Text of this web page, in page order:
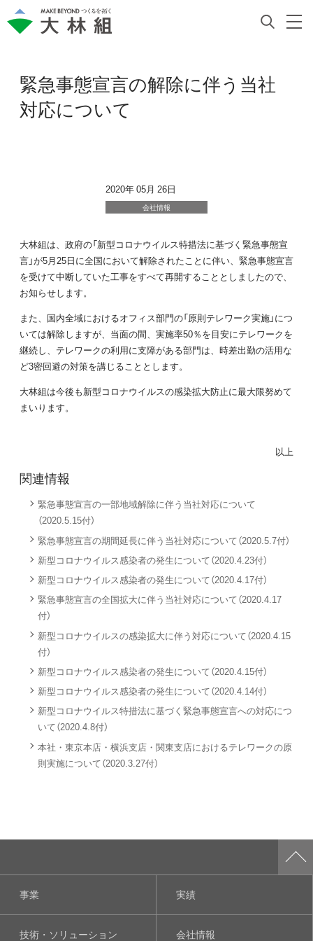
緊急事態宣言の解除に伴う当社
対応について
2020年 05月 26日
会社情報
大林組は、政府の「新型コロナウイルス特措法に基づく緊急事態宣
言」が5月25日に全国において解除されたことに伴い、緊急事態宣言
を受けて中断していた工事をすべて再開することとしましたので、
お知らせします。
また、国内全域におけるオフィス部門の「原則テレワーク実施」につ
いては解除しますが、当面の間、実施率50％を目安にテレワークを
継続し、テレワークの利用に支障がある部門は、時差出勤の活用な
ど3密回避の対策を講じることとします。
大林組は今後も新型コロナウイルスの感染拡大防止に最大限努めて
まいります。
以上
関連情報
緊急事態宣言の一部地域解除に伴う当社対応について
（2020.5.15付）
緊急事態宣言の期間延長に伴う当社対応について（2020.5.7付）
新型コロナウイルス感染者の発生について（2020.4.23付）
新型コロナウイルス感染者の発生について（2020.4.17付）
緊急事態宣言の全国拡大に伴う当社対応について（2020.4.17
付）
新型コロナウイルスの感染拡大に伴う対応について（2020.4.15
付）
新型コロナウイルス感染者の発生について（2020.4.15付）
新型コロナウイルス感染者の発生について（2020.4.14付）
新型コロナウイルス特措法に基づく緊急事態宣言への対応につ
いて（2020.4.8付）
本社・東京本店・横浜支店・関東支店におけるテレワークの原
則実施について（2020.3.27付）
事業 実績
技術・ソリューション 会社情報